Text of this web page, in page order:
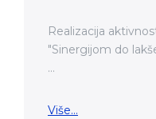
Realizacija
"Sinergijom do
...
Više...